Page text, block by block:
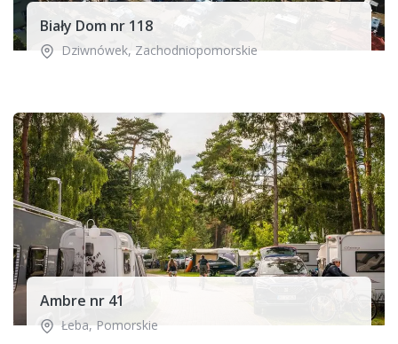
Biały Dom nr 118
Dziwnówek, Zachodniopomorskie
Ambre nr 41
Łeba,Pomorskie